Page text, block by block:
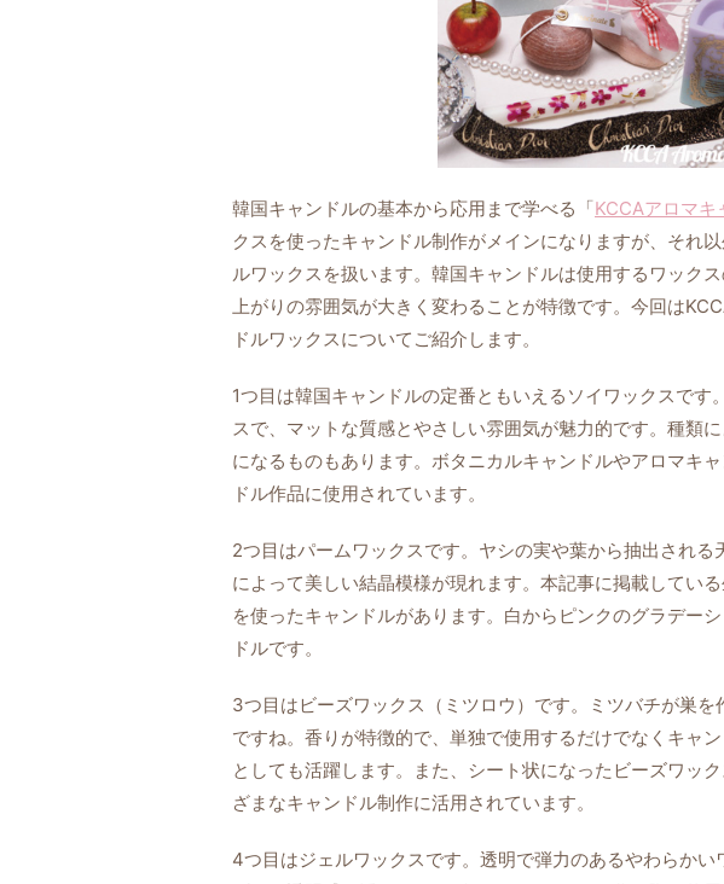
韓国キャンドルの基本から応用まで学べる「KCCAアロマキ
クスを使ったキャンドル制作がメインになりますが、それ
ルワックスを扱います。韓国キャンドルは使用するワック
上がりの雰囲気が大きく変わることが特徴です。今回は
ドルワックスについてご紹介します。
1つ目は韓国キャンドルの定番ともいえるソイワックスです
スで、マットな質感とやさしい雰囲気が魅力的です。種類
になるものもあります。ボタニカルキャンドルやアロマキ
ドル作品に使用されています。
2つ目はパームワックスです。ヤシの実や葉から抽出され
によって美しい結晶模様が現れます。本記事に掲載してい
を使ったキャンドルがあります。白からピンクのグラデー
ドルです。
3つ目はビーズワックス（ミツロウ）です。ミツバチが巣
ですね。香りが特徴的で、単独で使用するだけでなくキャ
としても活躍します。また、シート状になったビーズワッ
ざまなキャンドル制作に活用されています。
4つ目はジェルワックスです。透明で弾力のあるやわらか